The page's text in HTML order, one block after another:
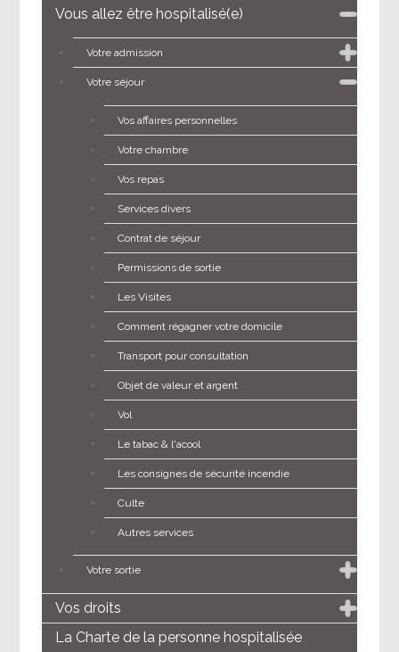
Vous allez être hospitalisé(e)
Votre admission
Votre séjour
Vos affaires personnelles
Votre chambre
Vos repas
Services divers
Contrat de séjour
Permissions de sortie
Les Visites
Comment régagner votre domicile
Transport pour consultation
Objet de valeur et argent
Vol
Le tabac & l'acool
Les consignes de sécurité incendie
Culte
Autres services
Votre sortie
Vos droits
La Charte de la personne hospitalisée